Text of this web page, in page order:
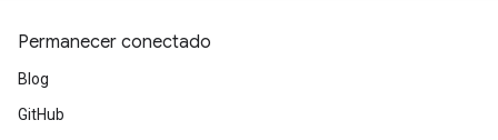
Permanecer conectado
Blog
GitHub